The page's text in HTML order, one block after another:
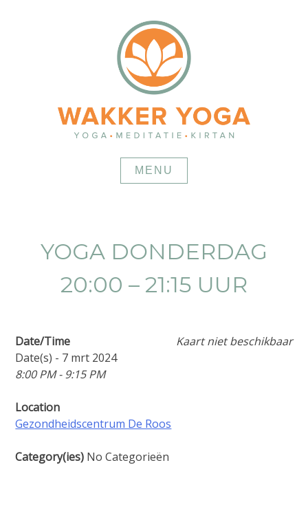
MENU
YOGA DONDERDAG
20:00 – 21:15 UUR
Kaart niet beschikbaar
Date/Time
Date(s) - 7 mrt 2024
8:00 PM - 9:15 PM
Location
Gezondheidscentrum De Roos
Category(ies) No Categorieën